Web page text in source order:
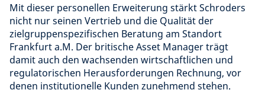
Mit dieser personellen Erweiterung stärkt Schroders
nicht nur seinen Vertrieb und die Qualität der
zielgruppenspezifischen Beratung am Standort
Frankfurt a.M. Der britische Asset Manager trägt
damit auch den wachsenden wirtschaftlichen und
regulatorischen Herausforderungen Rechnung, vor
denen institutionelle Kunden zunehmend stehen.